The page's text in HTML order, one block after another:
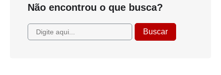
Não encontrou o que busca?